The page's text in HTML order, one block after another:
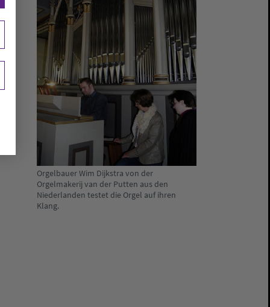
Orgelbauer Wim Dijkstra von der
Orgelmakerij van der Putten aus den
Niederlanden testet die Orgel auf ihren
Klang.